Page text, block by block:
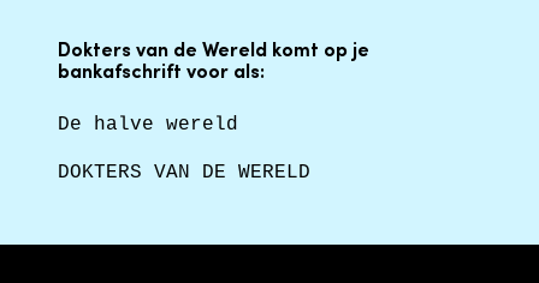
Dokters van de Wereld komt op je
bankafschrift voor als:
De halve wereld
DOKTERS VAN DE WERELD